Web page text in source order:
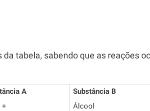
da tabela, sabendo que as reações
A
Substância B
+
Álcool